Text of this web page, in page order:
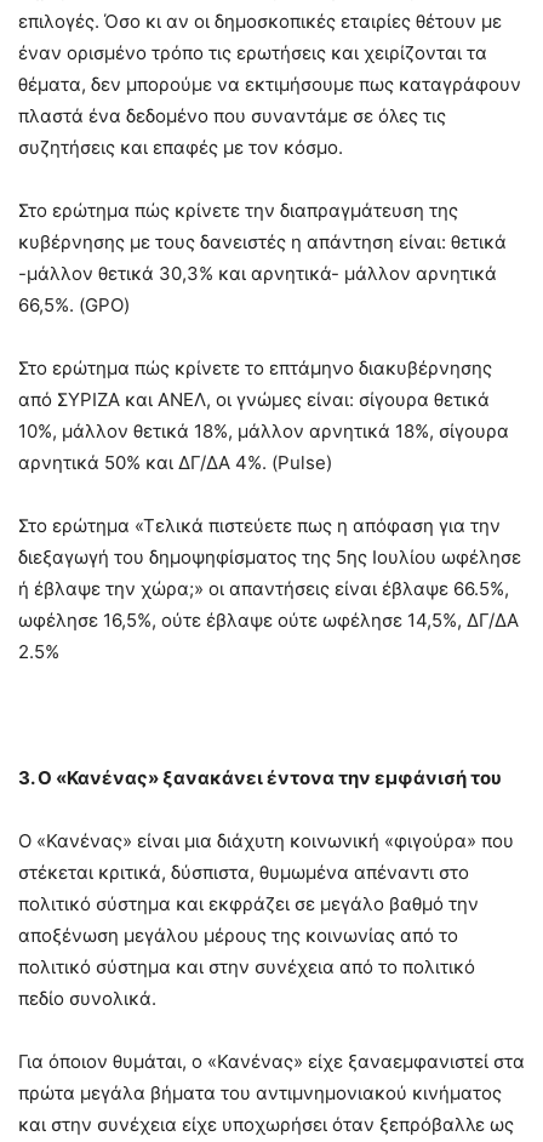
επιλογές. Όσο κι αν οι δημοσκοπικές εταιρίες θέτουν με
έναν ορισμένο τρόπο τις ερωτήσεις και χειρίζονται τα
θέματα, δεν μπορούμε να εκτιμήσουμε πως καταγράφουν
πλαστά ένα δεδομένο που συναντάμε σε όλες τις
συζητήσεις και επαφές με τον κόσμο.
Στο ερώτημα πώς κρίνετε την διαπραγμάτευση της
κυβέρνησης με τους δανειστές η απάντηση είναι: θετικά
-μάλλον θετικά 30,3% και αρνητικά- μάλλον αρνητικά
66,5%. (GPO)
Στο ερώτημα πώς κρίνετε το επτάμηνο διακυβέρνησης
από ΣΥΡΙΖΑ και ΑΝΕΛ, οι γνώμες είναι: σίγουρα θετικά
10%, μάλλον θετικά 18%, μάλλον αρνητικά 18%, σίγουρα
αρνητικά 50% και ΔΓ/ΔΑ 4%. (Pulse)
Στο ερώτημα «Τελικά πιστεύετε πως η απόφαση για την
διεξαγωγή του δημοψηφίσματος της 5ης Ιουλίου ωφέλησε
ή έβλαψε την χώρα;» οι απαντήσεις είναι έβλαψε 66.5%,
ωφέλησε 16,5%, ούτε έβλαψε ούτε ωφέλησε 14,5%, ΔΓ/ΔΑ
2.5%
3. Ο «Κανένας» ξανακάνει έντονα την εμφάνισή του
Ο «Κανένας» είναι μια διάχυτη κοινωνική «φιγούρα» που
στέκεται κριτικά, δύσπιστα, θυμωμένα απέναντι στο
πολιτικό σύστημα και εκφράζει σε μεγάλο βαθμό την
αποξένωση μεγάλου μέρους της κοινωνίας από το
πολιτικό σύστημα και στην συνέχεια από το πολιτικό
πεδίο συνολικά.
Για όποιον θυμάται, ο «Κανένας» είχε ξαναεμφανιστεί στα
πρώτα μεγάλα βήματα του αντιμνημονιακού κινήματος
και στην συνέχεια είχε υποχωρήσει όταν ξεπρόβαλλε ως